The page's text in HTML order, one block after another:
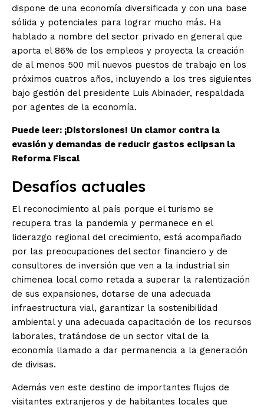
dispone de una economía diversificada y con una base
sólida y potenciales para lograr mucho más. Ha
hablado a nombre del sector privado en general que
aporta el 86% de los empleos y proyecta la creación
de al menos 500 mil nuevos puestos de trabajo en los
próximos cuatros años, incluyendo a los tres siguientes
bajo gestión del presidente Luis Abinader, respaldada
por agentes de la economía.
Puede leer: ¡Distorsiones! Un clamor contra la
evasión y demandas de reducir gastos eclipsan la
Reforma Fiscal
Desafíos actuales
El reconocimiento al país porque el turismo se
recupera tras la pandemia y permanece en el
liderazgo regional del crecimiento, está acompañado
por las preocupaciones del sector financiero y de
consultores de inversión que ven a la industrial sin
chimenea local como retada a superar la ralentización
de sus expansiones, dotarse de una adecuada
infraestructura vial, garantizar la sostenibilidad
ambiental y una adecuada capacitación de los recursos
laborales, tratándose de un sector vital de la
economía llamado a dar permanencia a la generación
de divisas.
Además ven este destino de importantes flujos de
visitantes extranjeros y de habitantes locales que